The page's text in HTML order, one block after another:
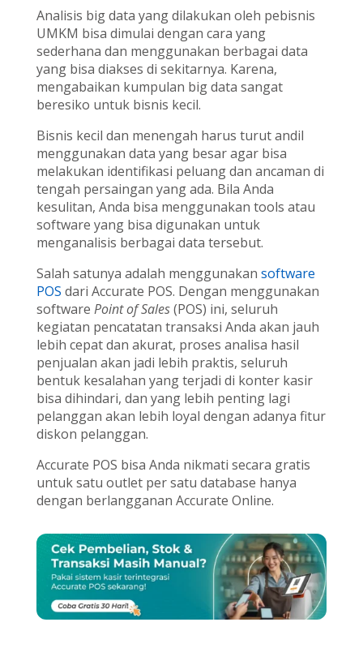
Analisis big data yang dilakukan oleh pebisnis
UMKM bisa dimulai dengan cara yang
sederhana dan menggunakan berbagai data
yang bisa diakses di sekitarnya. Karena,
mengabaikan kumpulan big data sangat
beresiko untuk bisnis kecil.
Bisnis kecil dan menengah harus turut andil
menggunakan data yang besar agar bisa
melakukan identifikasi peluang dan ancaman di
tengah persaingan yang ada. Bila Anda
kesulitan, Anda bisa menggunakan tools atau
software yang bisa digunakan untuk
menganalisis berbagai data tersebut.
Salah satunya adalah menggunakan software
POS dari Accurate POS. Dengan menggunakan
software Point of Sales(POS) ini, seluruh
kegiatan pencatatan transaksi Anda akan jauh
lebih cepat dan akurat, proses analisa hasil
penjualan akan jadi lebih praktis, seluruh
bentuk kesalahan yang terjadi di konter kasir
bisa dihindari, dan yang lebih penting lagi
pelanggan akan lebih loyal dengan adanya fitur
diskon pelanggan.
Accurate POS bisa Anda nikmati secara gratis
untuk satu outlet per satu database hanya
dengan berlangganan Accurate Online.